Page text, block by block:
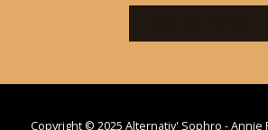
Copyright © 2025 Alternativ' Sophro - Annie